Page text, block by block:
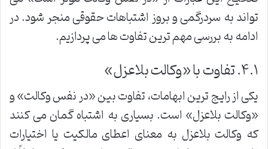
تواند به سردرگمی و بروز اشتباهات حقوقی منجر شود. در
ادامه به بررسی مهم ترین تفاوت ها می پردازیم.
۴.۱. تفاوت با «وکالت بلاعزل»
یکی از رایج ترین ابهامات، تفاوت بین «در نفس وکالت» و
«وکالت بلاعزل» است. بسیاری به اشتباه گمان می کنند
که وکالت بلاعزل به معنای اعطای مالکیت یا اختیارات